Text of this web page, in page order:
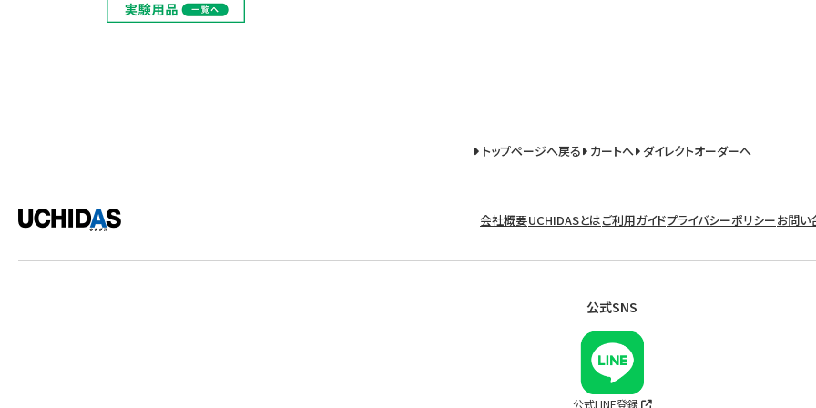
トップページへ戻る カートへ ダイレクトオーダーへ
会社概要UCHIDASとはご利用ガイドプライバシーポリシーお問い
公式SNS
公式LINE登録